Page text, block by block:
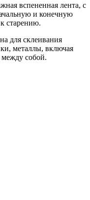
вспененная лента, с
и конечную
старению.
для склеивания
металлы, включая
между собой.